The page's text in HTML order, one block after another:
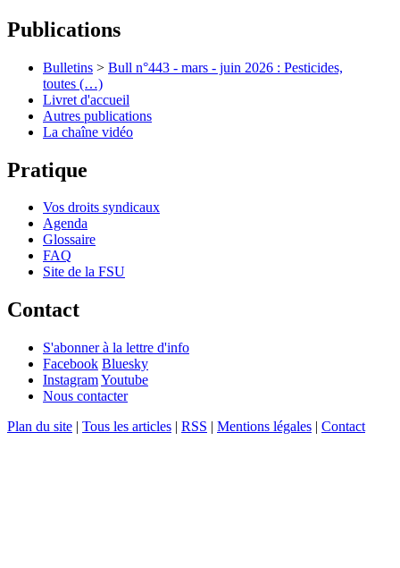
Publications
Bulletins > Bull n°443 - mars - juin 2026 : Pesticides,
toutes (…)
Livret d'accueil
Autres publications
La chaîne vidéo
Pratique
Vos droits syndicaux
Agenda
Glossaire
FAQ
Site de la FSU
Contact
S'abonner à la lettre d'info
Facebook Bluesky
InstagramYoutube
Nous contacter
Plan du site | Tous les articles | RSS | Mentions légales | Contact